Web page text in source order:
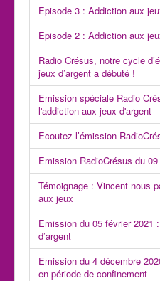
Episode 3 : Addiction aux
Episode 2 : Addiction aux
Radio Crésus, notre cycle
jeux d’argent a débuté !
Emission spéciale Radio
l'addiction aux jeux d'argent
Ecoutez l’émission
Emission RadioCrésus du 09
Témoignage : Vincent nous
aux jeux
Emission du 05 février 2021
d’argent
Emission du 4 décembre
en période de confinement